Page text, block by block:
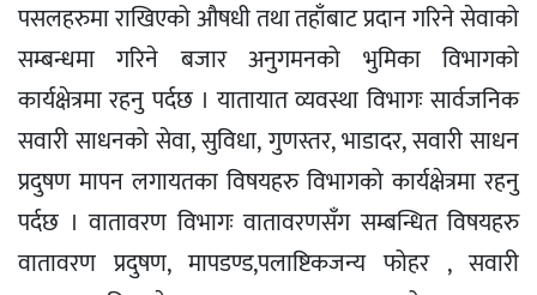
पसलहरुमा राखिएको औषधी तथा तहाँबाट प्रदान गरिने सेवाको
सम्बन्धमा गरिने बजार अनुगमनको भुमिका विभागको
कार्यक्षेत्रमा रहनु पर्दछ । यातायात व्यवस्था विभागः सार्वजनिक
सवारी साधनको सेवा, सुविधा, गुणस्तर, भाडादर, सवारी साधन
प्रदुषण मापन लगायतका विषयहरु विभागको कार्यक्षेत्रमा रहनु
पर्दछ । वातावरण विभागः वातावरणसँग सम्बन्धित विषयहरु
वातावरण प्रदुषण, मापडण्ड,पलाष्टिकजन्य फोहर , सवारी